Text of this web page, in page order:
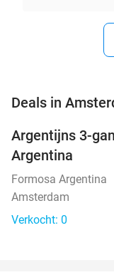
Deals in
NEW
TODAY
Argentijns 3-
Argentina
Formosa Argentina
Amsterdam
Verkocht: 0